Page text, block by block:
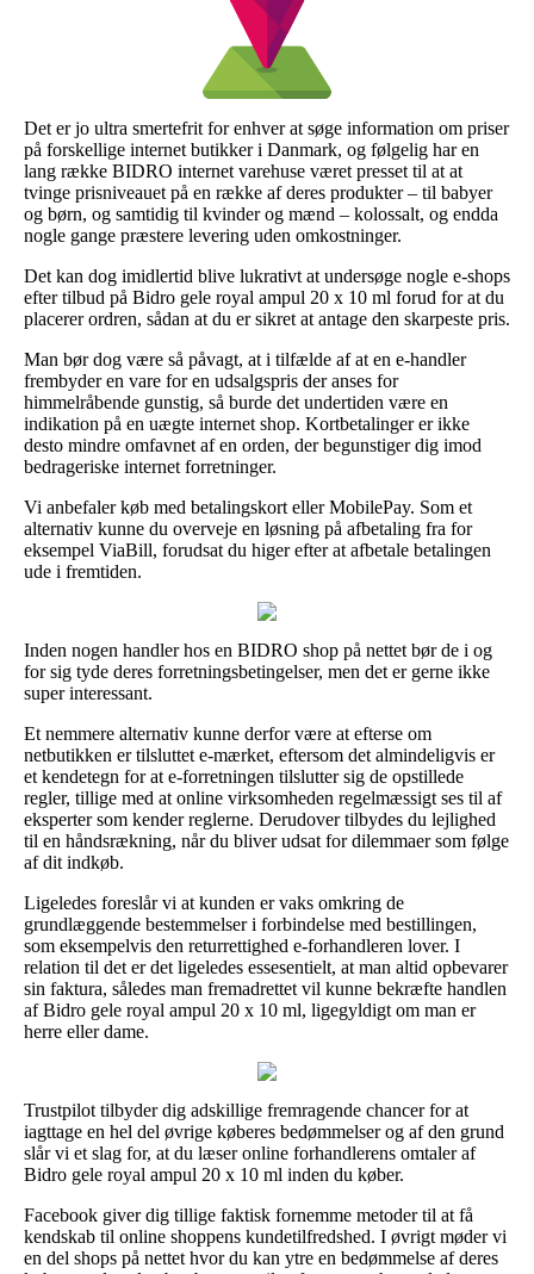
Det er jo ultra smertefrit for enhver at søge information om priser
på forskellige internet butikker i Danmark, og følgelig har en
lang række BIDRO internet varehuse været presset til at at
tvinge prisniveauet på en række af deres produkter – til babyer
og børn, og samtidig til kvinder og mænd – kolossalt, og endda
nogle gange præstere levering uden omkostninger.
Det kan dog imidlertid blive lukrativt at undersøge nogle e-shops
efter tilbud på Bidro gele royal ampul 20 x 10 ml forud for at du
placerer ordren, sådan at du er sikret at antage den skarpeste pris.
Man bør dog være så påvagt, at i tilfælde af at en e-handler
frembyder en vare for en udsalgspris der anses for
himmelråbende gunstig, så burde det undertiden være en
indikation på en uægte internet shop. Kortbetalinger er ikke
desto mindre omfavnet af en orden, der begunstiger dig imod
bedrageriske internet forretninger.
Vi anbefaler køb med betalingskort eller MobilePay. Som et
alternativ kunne du overveje en løsning på afbetaling fra for
eksempel ViaBill, forudsat du higer efter at afbetale betalingen
ude i fremtiden.
Inden nogen handler hos en BIDRO shop på nettet bør de i og
for sig tyde deres forretningsbetingelser, men det er gerne ikke
super interessant.
Et nemmere alternativ kunne derfor være at efterse om
netbutikken er tilsluttet e-mærket, eftersom det almindeligvis er
et kendetegn for at e-forretningen tilslutter sig de opstillede
regler, tillige med at online virksomheden regelmæssigt ses til af
eksperter som kender reglerne. Derudover tilbydes du lejlighed
til en håndsrækning, når du bliver udsat for dilemmaer som følge
af dit indkøb.
Ligeledes foreslår vi at kunden er vaks omkring de
grundlæggende bestemmelser i forbindelse med bestillingen,
som eksempelvis den returrettighed e-forhandleren lover. I
relation til det er det ligeledes essesentielt, at man altid opbevarer
sin faktura, således man fremadrettet vil kunne bekræfte handlen
af Bidro gele royal ampul 20 x 10 ml, ligegyldigt om man er
herre eller dame.
Trustpilot tilbyder dig adskillige fremragende chancer for at
iagttage en hel del øvrige køberes bedømmelser og af den grund
slår vi et slag for, at du læser online forhandlerens omtaler af
Bidro gele royal ampul 20 x 10 ml inden du køber.
Facebook giver dig tillige faktisk fornemme metoder til at få
kendskab til online shoppens kundetilfredshed. I øvrigt møder vi
en del shops på nettet hvor du kan ytre en bedømmelse af deres